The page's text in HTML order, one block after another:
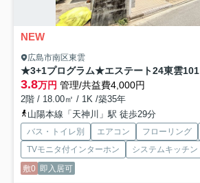
NEW
広島市南区東雲
★3+1プログラム★エステート24東雲101
3.8万円 管理/共益費4,000円
2階 / 18.00㎡ / 1K /築35年
山陽本線「天神川」駅 徒歩29分
バス・トイレ別 エアコン フローリング
TVモニタ付インターホン
システムキッチン
敷0 即入居可